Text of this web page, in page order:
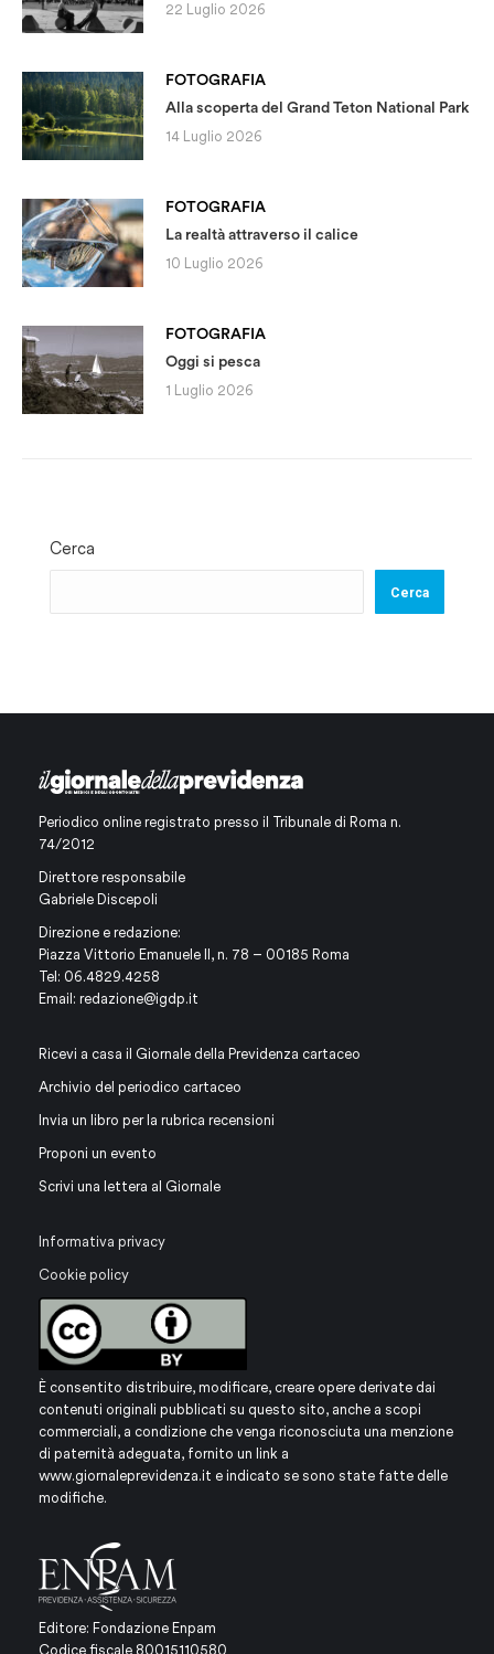
22 Luglio 2026
FOTOGRAFIA
Alla scoperta del Grand Teton National Park
14 Luglio 2026
FOTOGRAFIA
La realtà attraverso il calice
10 Luglio 2026
FOTOGRAFIA
Oggi si pesca
1 Luglio 2026
Cerca
Cerca
Periodico online registrato presso il Tribunale di Roma n.
74/2012
Direttore responsabile
Gabriele Discepoli
Direzione e redazione:
Piazza Vittorio Emanuele II, n. 78 – 00185 Roma
Tel: 06.4829.4258
Email: redazione@igdp.it
Ricevi a casa il Giornale della Previdenza cartaceo
Archivio del periodico cartaceo
Invia un libro per la rubrica recensioni
Proponi un evento
Scrivi una lettera al Giornale
Informativa privacy
Cookie policy
È consentito distribuire, modificare, creare opere derivate dai
contenuti originali pubblicati su questo sito, anche a scopi
commerciali, a condizione che venga riconosciuta una menzione
di paternità adeguata, fornito un link a
www.giornaleprevidenza.it e indicato se sono state fatte delle
modifiche.
Editore: Fondazione Enpam
Codice fiscale 80015110580